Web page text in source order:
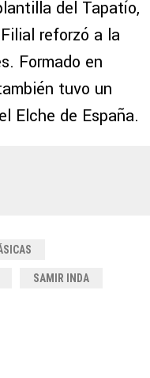
del Tapatío,
reforzó a la
Formado en
tuvo un
Elche de España.
SAMIR INDA